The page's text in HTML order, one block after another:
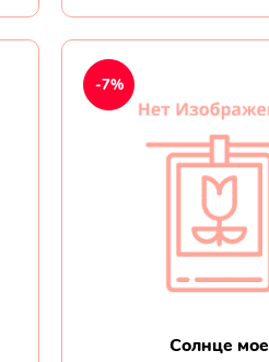
Солнце мое
-7%